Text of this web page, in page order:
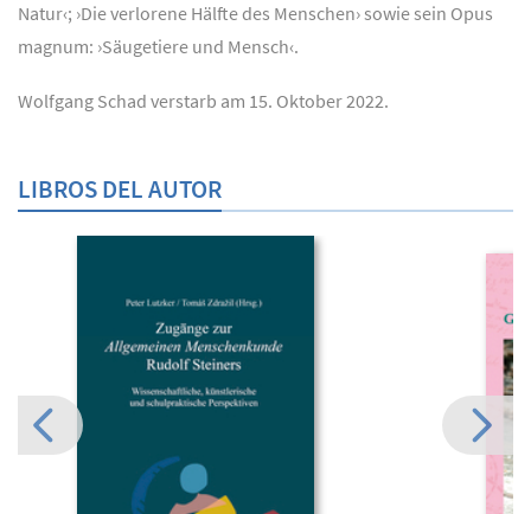
Natur‹; ›Die verlorene Hälfte des Menschen› sowie sein Opus
magnum: ›Säugetiere und Mensch‹.
Wolfgang Schad verstarb am 15. Oktober 2022.
LIBROS DEL AUTOR